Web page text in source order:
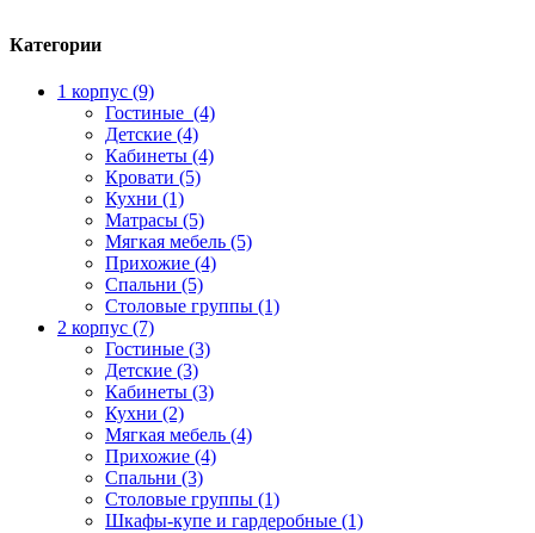
Категории
1 корпус (9)
Гостиные (4)
Детские (4)
Кабинеты (4)
Кровати (5)
Кухни (1)
Матрасы (5)
Мягкая мебель (5)
Прихожие (4)
Спальни (5)
Столовые группы (1)
2 корпус (7)
Гостиные (3)
Детские (3)
Кабинеты (3)
Кухни (2)
Мягкая мебель (4)
Прихожие (4)
Спальни (3)
Столовые группы (1)
Шкафы-купе и гардеробные (1)